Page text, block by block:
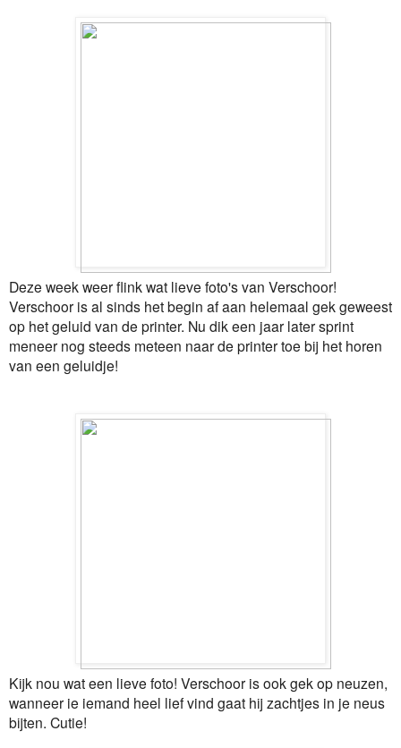
Deze week weer flink wat lieve foto's van Verschoor!
Verschoor is al sinds het begin af aan helemaal gek geweest
op het geluid van de printer. Nu dik een jaar later sprint
meneer nog steeds meteen naar de printer toe bij het horen
van een geluidje!
Kijk nou wat een lieve foto! Verschoor is ook gek op neuzen,
wanneer ie iemand heel lief vind gaat hij zachtjes in je neus
bijten. Cutie!